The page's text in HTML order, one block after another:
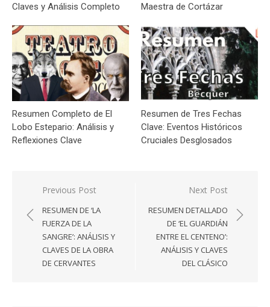
Claves y Análisis Completo
Maestra de Cortázar
Resumen Completo de El
Lobo Estepario: Análisis y
Reflexiones Clave
Resumen de Tres Fechas
Clave: Eventos Históricos
Cruciales Desglosados
Navegación
de
entradas
Previous Post
RESUMEN DE ‘LA
FUERZA DE LA
SANGRE’: ANÁLISIS Y
CLAVES DE LA OBRA
DE CERVANTES
Next Post
RESUMEN DETALLADO
DE ‘EL GUARDIÁN
ENTRE EL CENTENO’:
ANÁLISIS Y CLAVES
DEL CLÁSICO